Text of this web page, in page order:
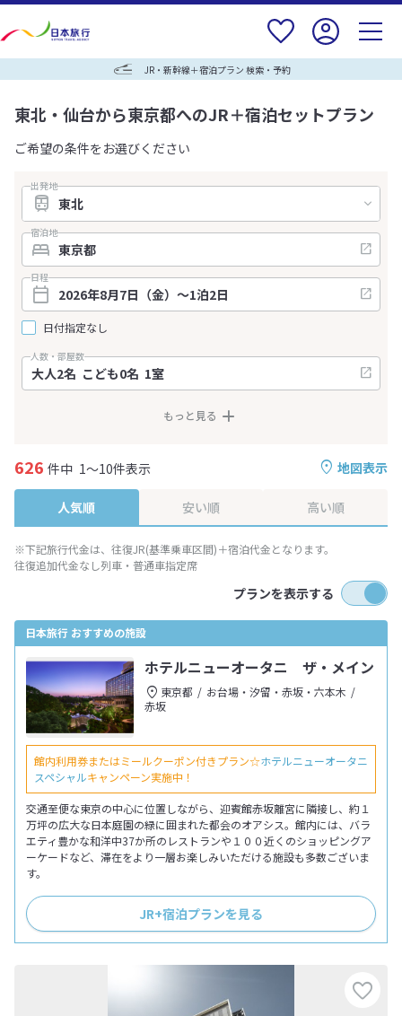
JR・新幹線＋宿泊プラン 検索・予約
東北・仙台から東京都へのJR＋宿泊セットプラン
ご希望の条件をお選びください
出発地
宿泊地
日程
日付指定なし
人数・部屋数
もっと見る
地図表示
626 件中 1～10件表示
人気順 安い順 高い順
※下記旅行代金は、往復JR(基準乗車区間)＋宿泊代金となります。
往復追加代金なし列車・普通車指定席
プランを表示する
日本旅行 おすすめの施設
ホテルニューオータニ ザ・メイン
東京都
お台場・汐留・赤坂・六本木
赤坂
館内利用券またはミールクーポン付きプラン☆ホテルニューオータニ
スペシャルキャンペーン実施中！
交通至便な東京の中心に位置しながら、迎賓館赤坂離宮に隣接し、約１
万坪の広大な日本庭園の緑に囲まれた都会のオアシス。館内には、バラ
エティ豊かな和洋中37か所のレストランや１００近くのショッピングア
ーケードなど、滞在をより一層お楽しみいただける施設も多数ございま
す。
JR+宿泊プランを見る